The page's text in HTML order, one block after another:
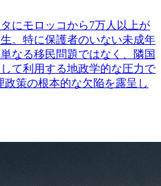
にモロッコから7万人以上が
。特に保護者のいない未成年
なる移民問題ではなく、隣国
て利用する地政学的な圧力で
策の根本的な欠陥を露呈し